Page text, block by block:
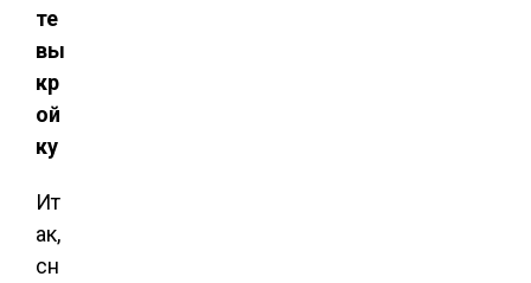
те
вы
кр
ой
ку
Ит
ак,
сн